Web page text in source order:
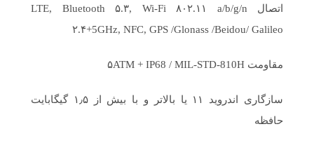
اتصال LTE, Bluetooth ۵.۳, Wi-Fi ۸۰۲.۱۱ a/b/g/n
۲.۴+5GHz, NFC, GPS /Glonass /Beidou/ Galileo
مقاومت ۵ATM + IP68 / MIL-STD-810H
سازگاری اندروید ۱۱ یا بالاتر و با بیش از ۱٫۵ گیگابایت
حافظه